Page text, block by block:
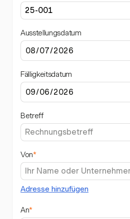
Ausstellungsdatum
Fälligkeitsdatum
Betreff
Von*
Adresse hinzufügen
An*